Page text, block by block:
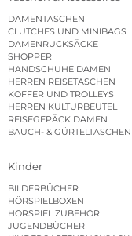
DAMENTASCHEN
CLUTCHES UND MINIBAGS
DAMENRUCKSÄCKE
SHOPPER
HANDSCHUHE DAMEN
HERREN REISETASCHEN
KOFFER UND TROLLEYS
HERREN KULTURBEUTEL
REISEGEPÄCK DAMEN
BAUCH- & GÜRTELTASCHEN
Kinder
BILDERBÜCHER
HÖRSPIELBOXEN
HÖRSPIEL ZUBEHÖR
JUGENDBÜCHER